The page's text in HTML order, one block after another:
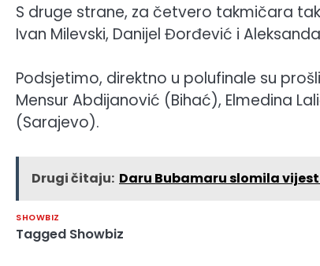
S druge strane, za četvero takmičara
Ivan Milevski, Danijel Đorđević i
Podsjetimo, direktno u polufinale su
Mensur Abdijanović (Bihać), Elmedina
(Sarajevo).
Drugi čitaju: Daru Bubamaru slomila
SHOWBIZ
Tagged Showbiz